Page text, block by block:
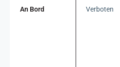
An Bord Verboten